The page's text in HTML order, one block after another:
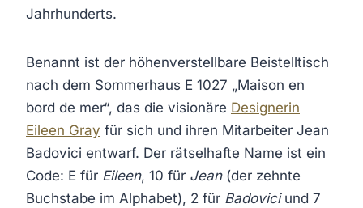
Jahrhunderts.
Benannt ist der höhenverstellbare Beistelltisch
nach dem Sommerhaus E 1027 „Maison en
bord de mer“, das die visionäre Designerin
Eileen Gray für sich und ihren Mitarbeiter Jean
Badovici entwarf. Der rätselhafte Name ist ein
Code: E für Eileen, 10 für Jean(der zehnte
Buchstabe im Alphabet), 2 für Badoviciund 7